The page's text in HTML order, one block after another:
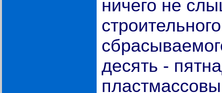
ничего не
десять -